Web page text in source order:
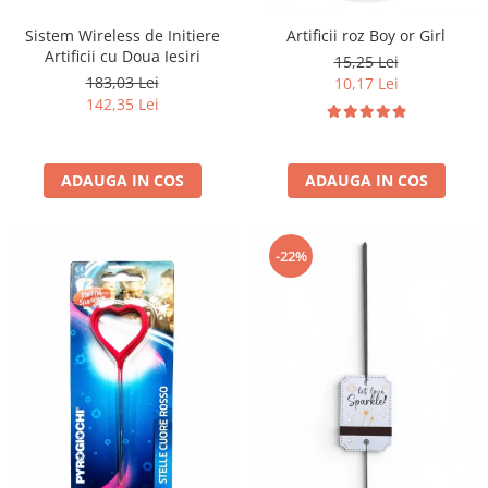
Sistem Wireless de Initiere
Artificii cu Doua Iesiri
183,03 Lei
142,35 Lei
ADAUGA IN COS
Artificii roz Boy or Girl
15,25 Lei
10,17 Lei
ADAUGA IN COS
-22%